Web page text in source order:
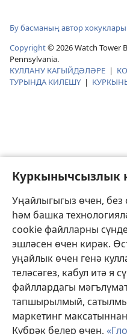
Куркынычсызлык
Уңайлыгыгыз өчен,
һәм башка
cookie файлларны
эшләсен өчен кирәк.
уңайлык өчен генә
теләсәгез, кабул итә я
файллардагы
тапшырылмый,
маркетинг
Күбрәк белер өчен,
Бу басманың автор хокуклары
Copyright© 2026 Watch Tower
Pennsylvania.
КУЛЛАНУ КАГЫЙДӘЛӘРЕ |
ТУРЫНДА КИЛЕШҮ |